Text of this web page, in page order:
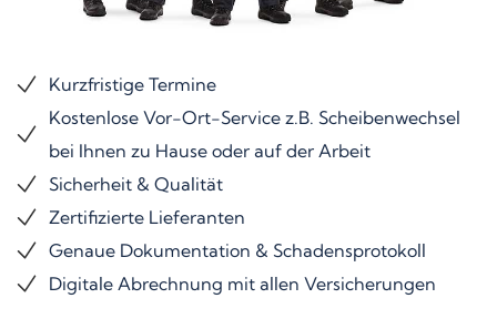
Kurzfristige Termine
Kostenlose Vor-Ort-Service z.B. Scheibenwechsel
bei Ihnen zu Hause oder auf der Arbeit
Sicherheit & Qualität
Zertifizierte Lieferanten
Genaue Dokumentation & Schadensprotokoll
Digitale Abrechnung mit allen Versicherungen